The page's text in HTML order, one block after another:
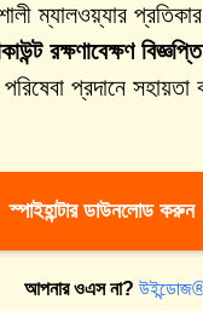
প্রতিকার
রক্ষণাবেক্ষণ
প্রদানে সহায়তা
স্পাইহান্টার ডাউনলোড করুন
আপনার ওএস না?